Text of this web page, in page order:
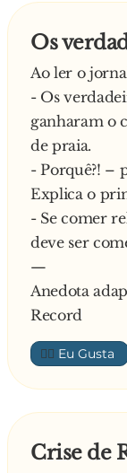
Os
Ao ler o
- Os
ganharam o
de praia.
- Porquê?! –
Explica o
- Se comer
deve ser
—
Anedota
Record
👍🏼
Crise de